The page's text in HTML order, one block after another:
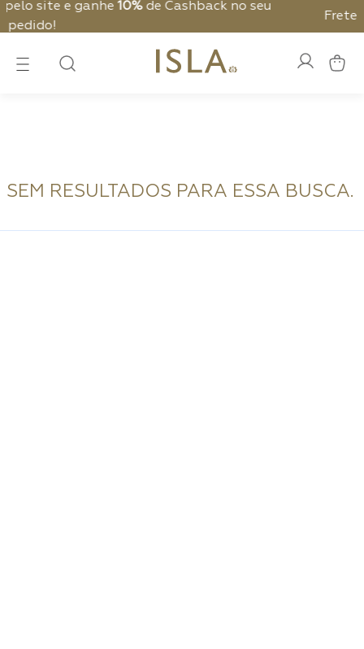
no seu
Frete Grátis - Nas compras acima de
SEM RESULTADOS PARA ESSA BUSCA.